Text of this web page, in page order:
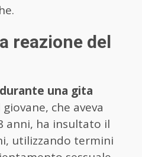
reazione del
una gita
che aveva
anni, ha insultato il
utilizzando termini